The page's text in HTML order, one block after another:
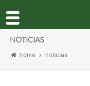
NOTICIAS
home noticias